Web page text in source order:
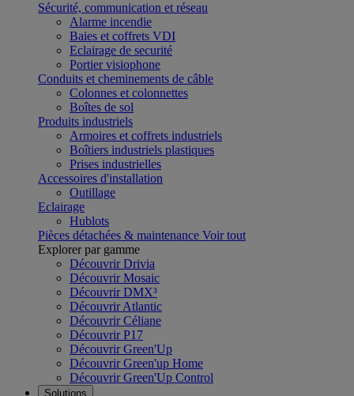
Sécurité, communication et réseau
Alarme incendie
Baies et coffrets VDI
Eclairage de securité
Portier visiophone
Conduits et cheminements de câble
Colonnes et colonnettes
Boîtes de sol
Produits industriels
Armoires et coffrets industriels
Boîtiers industriels plastiques
Prises industrielles
Accessoires d'installation
Outillage
Eclairage
Hublots
Pièces détachées & maintenance Voir tout
Explorer par gamme
Découvrir Drivia
Découvrir Mosaic
Découvrir DMX³
Découvrir Atlantic
Découvrir Céliane
Découvrir P17
Découvrir Green'Up
Découvrir Green'up Home
Découvrir Green'Up Control
Solutions